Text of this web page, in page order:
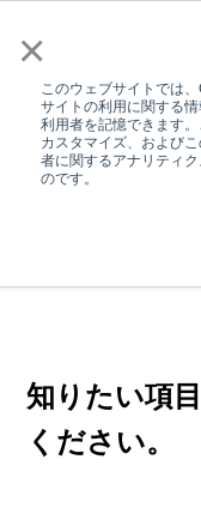
×
このウェブサイトでは
サイトの利用に関する
利用者を記憶できます
カスタマイズ、および
者に関するアナリティ
のです。
TOP スターキー
スタ
補聴器のご
ら
知りたい項
ください。